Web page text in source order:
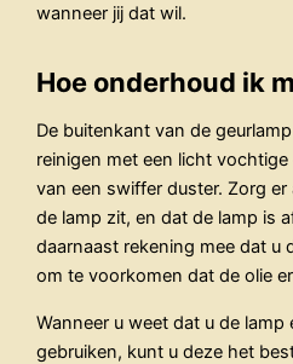
wanneer jij dat wil.
Hoe onderhoud ik
De buitenkant van de
reinigen met een licht
van een swiffer duster. Zorg
de lamp zit, en dat de lamp is
daarnaast rekening mee dat u
om te voorkomen dat de olie
Wanneer u weet dat u de lamp
gebruiken, kunt u deze het